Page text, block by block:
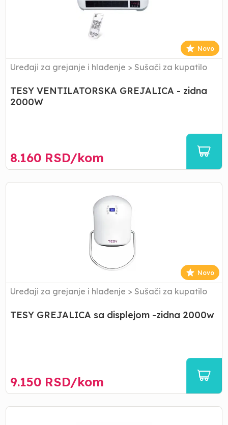
Novo
Uređaji za grejanje i hlađenje > Sušači za kupatilo
TESY VENTILATORSKA GREJALICA - zidna
2000W
8.160 RSD/kom
TESY
Novo
Uređaji za grejanje i hlađenje > Sušači za kupatilo
TESY GREJALICA sa displejom -zidna 2000w
9.150 RSD/kom
Panelni